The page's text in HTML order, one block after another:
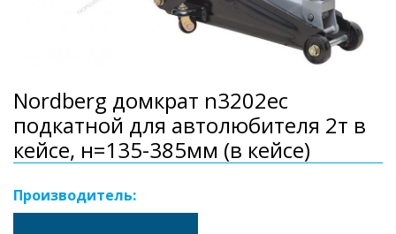
Nordberg домкрат n3202ec
подкатной для автолюбителя 2т в
кейсе, н=135-385мм (в кейсе)
Производитель: